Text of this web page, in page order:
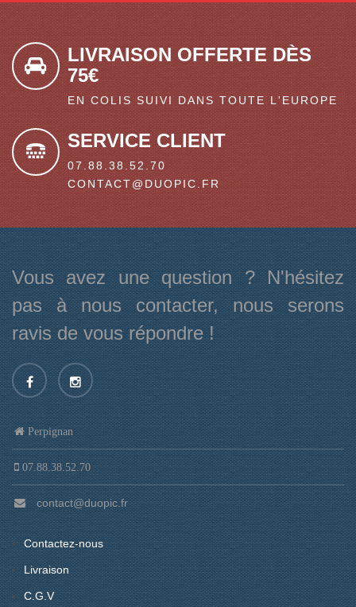
LIVRAISON OFFERTE DÈS
75€
EN COLIS SUIVI DANS TOUTE L'EUROPE
SERVICE CLIENT
07.88.38.52.70
CONTACT@DUOPIC.FR
Vous avez une question ? N'hésitez
pas à nous contacter, nous serons
ravis de vous répondre !
Perpignan
07.88.38.52.70
contact@duopic.fr
Contactez-nous
Livraison
C.G.V